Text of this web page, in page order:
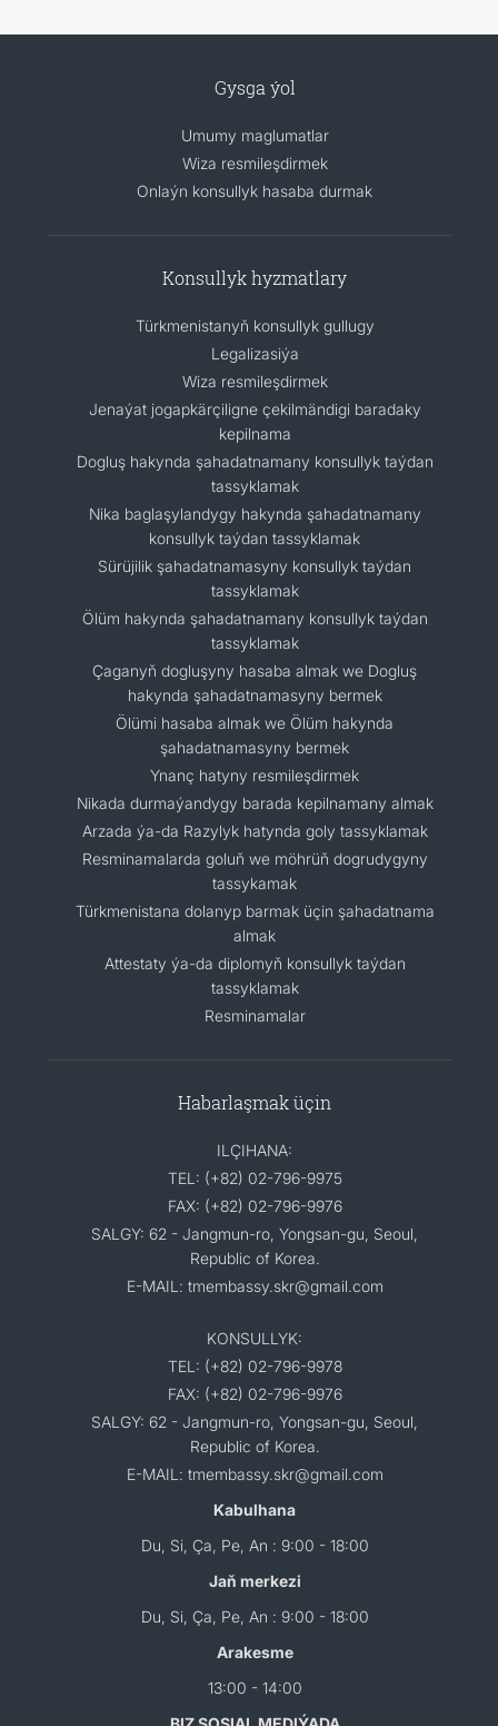
Gysga ýol
Umumy maglumatlar
Wiza resmileşdirmek
Onlaýn konsullyk hasaba durmak
Konsullyk hyzmatlary
Türkmenistanyň konsullyk gullugy
Legalizasiýa
Wiza resmileşdirmek
Jenaýat jogapkärçiligne çekilmändigi baradaky
kepilnama
Dogluş hakynda şahadatnamany konsullyk taýdan
tassyklamak
Nika baglaşylandygy hakynda şahadatnamany
konsullyk taýdan tassyklamak
Sürüjilik şahadatnamasyny konsullyk taýdan
tassyklamak
Ölüm hakynda şahadatnamany konsullyk taýdan
tassyklamak
Çaganyň dogluşyny hasaba almak we Dogluş
hakynda şahadatnamasyny bermek
Ölümi hasaba almak we Ölüm hakynda
şahadatnamasyny bermek
Ynanç hatyny resmileşdirmek
Nikada durmaýandygy barada kepilnamany almak
Arzada ýa-da Razylyk hatynda goly tassyklamak
Resminamalarda goluň we möhrüň dogrudygyny
tassykamak
Türkmenistana dolanyp barmak üçin şahadatnama
almak
Attestaty ýa-da diplomyň konsullyk taýdan
tassyklamak
Resminamalar
Habarlaşmak üçin
ILÇIHANA:
TEL: (+82) 02-796-9975
FAX: (+82) 02-796-9976
SALGY: 62 - Jangmun-ro, Yongsan-gu, Seoul,
Republic of Korea.
E-MAIL: tmembassy.skr@gmail.com
KONSULLYK:
TEL: (+82) 02-796-9978
FAX: (+82) 02-796-9976
SALGY: 62 - Jangmun-ro, Yongsan-gu, Seoul,
Republic of Korea.
E-MAIL: tmembassy.skr@gmail.com
Kabulhana
Du, Si, Ça, Pe, An : 9:00 - 18:00
Jaň merkezi
Du, Si, Ça, Pe, An : 9:00 - 18:00
Arakesme
13:00 - 14:00